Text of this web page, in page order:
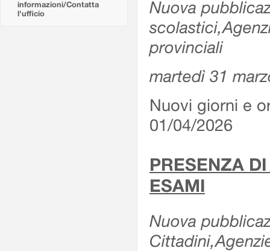
informazioni/Contatta
l'ufficio
Nuova
provinciali
martedì 31
Nuovi giorni e
01/04/2026
PRESENZA
ESAMI
Nuova